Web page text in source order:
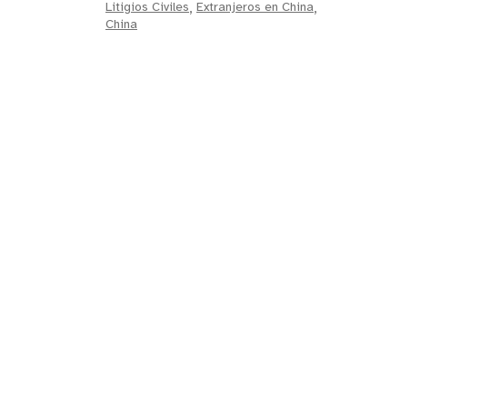
Litigios Civiles, Extranjeros en China,
China